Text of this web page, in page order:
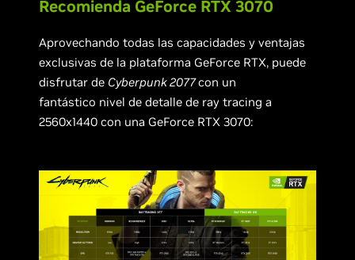
Recomienda GeForce RTX 3070
Aprovechando todas las capacidades y ventajas
exclusivas de la plataforma GeForce RTX, puede
disfrutar de Cyberpunk 2077con un
fantástico nivel de detalle de ray tracing a
2560x1440 con una GeForce RTX 3070: